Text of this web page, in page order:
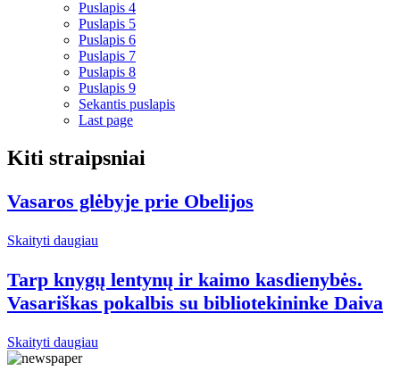
Puslapis 4
Puslapis 5
Puslapis 6
Puslapis 7
Puslapis 8
Puslapis 9
Sekantis puslapis
Last page
Kiti straipsniai
Vasaros glėbyje prie Obelijos
Skaityti daugiau
Tarp knygų lentynų ir kaimo kasdienybės.
Vasariškas pokalbis su bibliotekininke Daiva
Skaityti daugiau